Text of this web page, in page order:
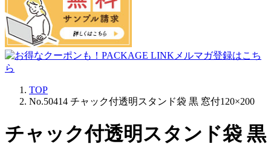
TOP
No.50414 チャック付透明スタンド袋 黒 窓付120×200
チャック付透明スタンド袋 黒